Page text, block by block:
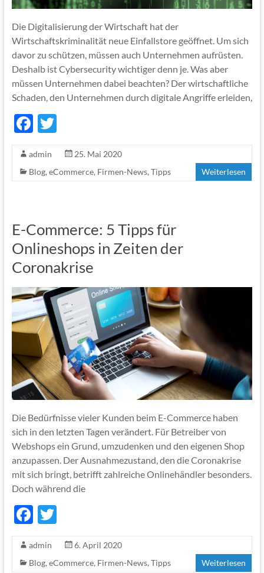
Die Digitalisierung der Wirtschaft hat der
Wirtschaftskriminalität neue Einfallstore geöffnet. Um sich
davor zu schützen, müssen auch Unternehmen aufrüsten.
Deshalb ist Cybersecurity wichtiger denn je. Was aber
müssen Unternehmen dabei beachten? Der wirtschaftliche
Schaden, den Unternehmen durch digitale Angriffe erleiden,
F
e
b
k
T
itt
er
admin
25. Mai 2020
Blog, eCommerce, Firmen-News, Tipps Weiterlesen
E-Commerce: 5 Tipps für
Onlineshops in Zeiten der
Coronakrise
Die Bedürfnisse vieler Kunden beim E-Commerce haben
sich in den letzten Tagen verändert. Für Betreiber von
Webshops ein Grund, umzudenken und den eigenen Shop
anzupassen. Der Ausnahmezustand, den die Coronakrise
mit sich bringt, betrifft zahlreiche Onlinehändler besonders.
Doch während die
F
e
T
itt
admin
6. April 2020
Blog, eCommerce, Firmen-News, Tipps Weiterlesen